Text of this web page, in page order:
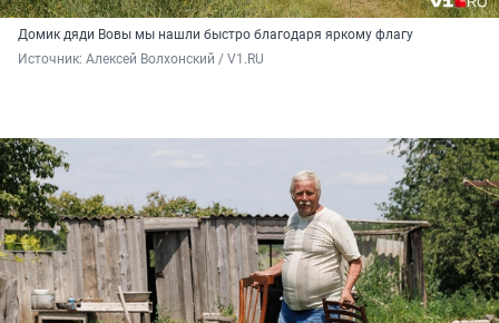
Домик дяди Вовы мы нашли быстро благодаря яркому флагу
Источник: Алексей Волхонский / V1.RU